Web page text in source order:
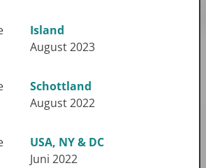
Island
August 2023
Schottland
August 2022
USA, NY & DC
Juni 2022